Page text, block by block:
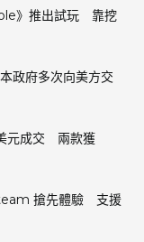
》推出試玩 靠挖
政府多次向美方交
元成交 兩款獲
搶先體驗 支援